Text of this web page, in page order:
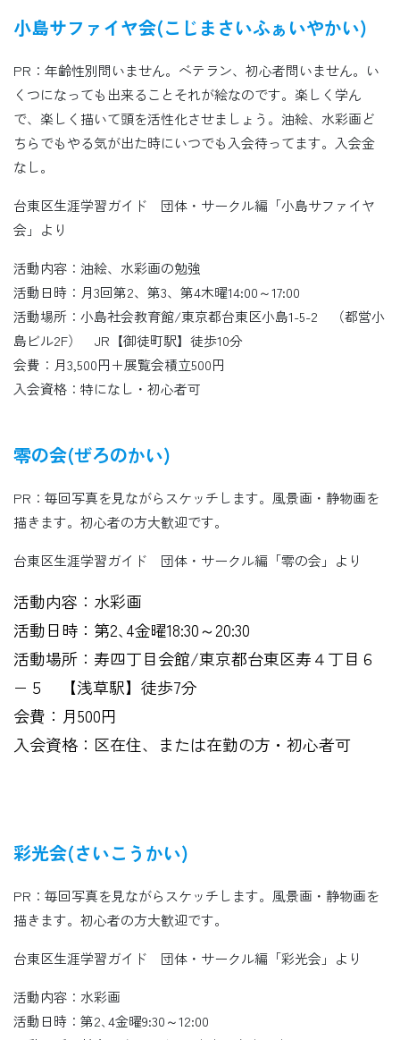
小島サファイヤ会(こじまさいふぁいやかい)
PR：年齢性別問いません。ベテラン、初心者問いません。い
くつになっても出来ることそれが絵なのです。楽しく学ん
で、楽しく描いて頭を活性化させましょう。油絵、水彩画ど
ちらでもやる気が出た時にいつでも入会待ってます。入会金
なし。
台東区生涯学習ガイド 団体・サークル編「小島サファイヤ
会」より
活動内容：油絵、水彩画の勉強
活動日時：月3回第2、第3、第4木曜14:00～17:00
活動場所：小島社会教育館/東京都台東区小島1-5-2 （都営小
島ビル2F） JR【御徒町駅】徒歩10分
会費：月3,500円＋展覧会積立500円
入会資格：特になし・初心者可
零の会(ぜろのかい)
PR：毎回写真を見ながらスケッチします。風景画・静物画を
描きます。初心者の方大歓迎です。
台東区生涯学習ガイド 団体・サークル編「零の会」より
活動内容：水彩画
活動日時：第2､4金曜18:30～20:30
活動場所：寿四丁目会館/東京都台東区寿４丁目６
−５ 【浅草駅】徒歩7分
会費：月500円
入会資格：区在住、または在勤の方・初心者可
彩光会(さいこうかい)
PR：毎回写真を見ながらスケッチします。風景画・静物画を
描きます。初心者の方大歓迎です。
台東区生涯学習ガイド 団体・サークル編「彩光会」より
活動内容：水彩画
活動日時：第2､4金曜9:30～12:00